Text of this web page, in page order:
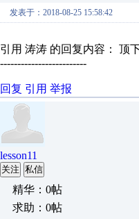
发表于：2018-08-25 15:58:42
引用 涛涛 的回复内容： 顶
-------------------------
回复 引用 举报
lesson11
关注 私信
精华：0帖
求助：0帖